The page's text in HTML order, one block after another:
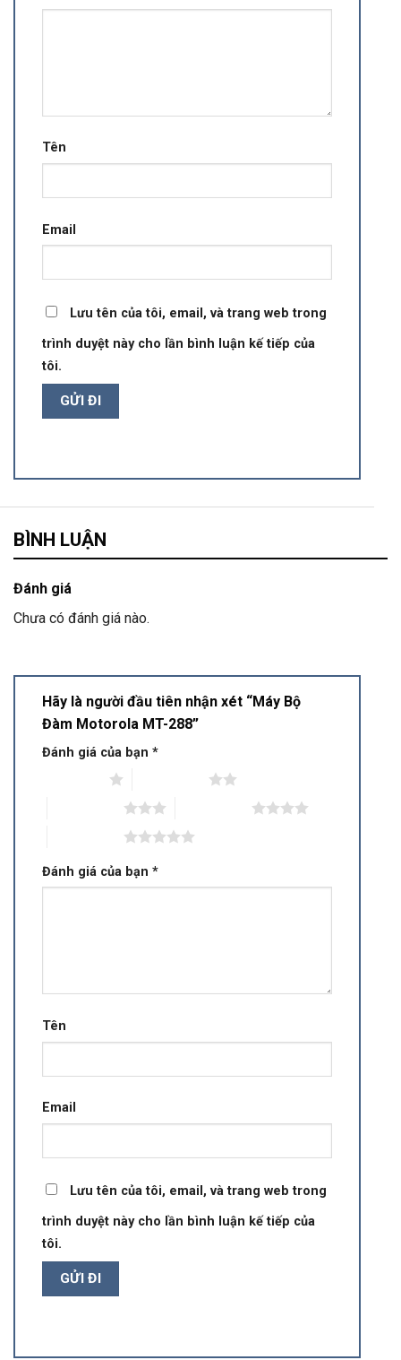
Tên
Email
Lưu tên của tôi, email, và trang web trong
trình duyệt này cho lần bình luận kế tiếp của
tôi.
BÌNH LUẬN
Đánh giá
Chưa có đánh giá nào.
Hãy là người đầu tiên nhận xét “Máy Bộ
Đàm Motorola MT-288”
Đánh giá của bạn *
Đánh giá của bạn *
Tên
Email
Lưu tên của tôi, email, và trang web trong
trình duyệt này cho lần bình luận kế tiếp của
tôi.